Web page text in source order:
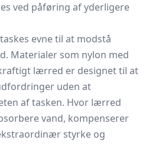
ved påføring af yderligere
evne til at modstå
Materialer som nylon med
lærred er designet til at
uden at
af tasken. Hvor lærred
vand, kompenserer
styrke og